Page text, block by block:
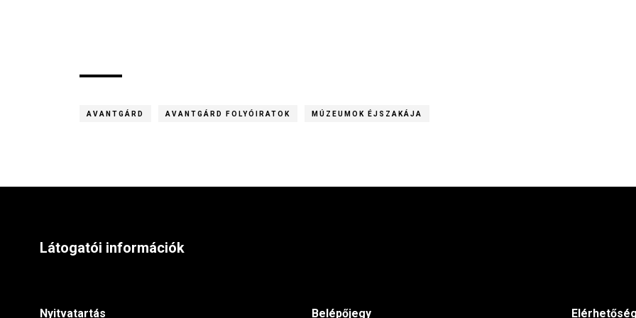
AVANTGÁRD AVANTGÁRD FOLYÓIRATOK MÚZEUMOK ÉJSZAKÁJA
Látogatói információk
Nyitvatartás Belépőjegy Elérhetőség